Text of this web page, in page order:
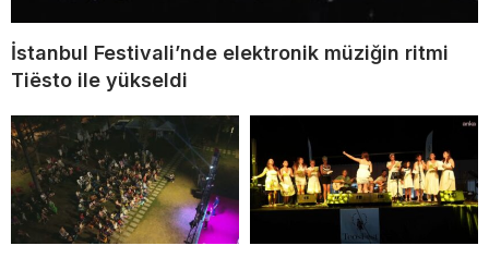
İstanbul Festivali’nde elektronik müziğin ritmi
Tiësto ile yükseldi